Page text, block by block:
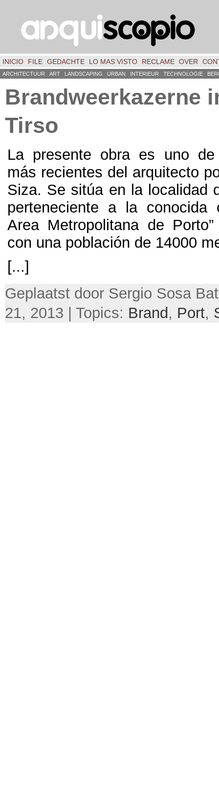
INICIO FILE GEDACHTE LO MAS VISTO RECLAME OVER
ARCHITECTUUR ART LANDSCAPING URBAN INTERIEUR TECHNOLOGIE
Brandweerkazerne
Tirso
La presente obra es uno
más recientes del arquitecto
Siza. Se sitúa en la localidad
perteneciente a la conocida
Area Metropolitana de
con una población de 14000
[...]
Geplaatst door Sergio Sosa
21, 2013 | Topics: Brand , Port,